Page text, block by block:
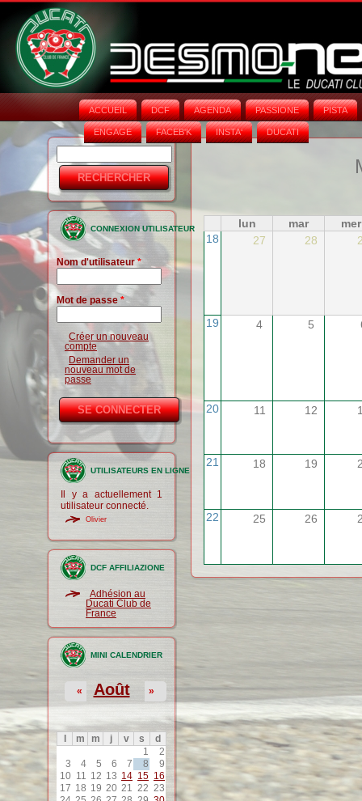
ACCUEIL DCF AGENDA PASSIONE PISTA
ENGAGE FACEB'K INSTA‘ DUCATI
Formulaire
de
recherche
CONNEXION UTILISATEUR
Nom d'utilisateur*
Mot de passe *
Créer un nouveau
compte
Demander un
nouveau mot de
passe
UTILISATEURS EN LIGNE
Il y a actuellement 1
utilisateur connecté.
Olivier
DCF AFFILIAZIONE
Adhésion au
Ducati Club de
France
MINI CALENDRIER
Août
« »
m m j v s
d
1
2
3
4 5 6 7 8
9
10 11 12 13 14 15 16
17 18 19 20 21 22 23
lun mar
mer
18
27 28
19 4 5
20 11 12
21 18 19
22 25 26